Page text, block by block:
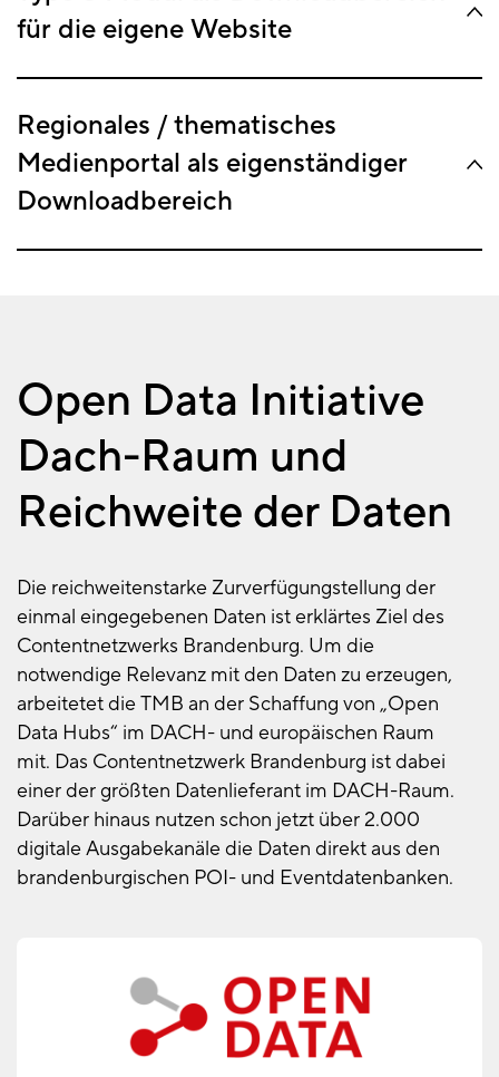
für die eigene Website
Regionales / thematisches
Medienportal als eigenständiger
Downloadbereich
Open Data Initiative
Dach-Raum und
Reichweite der Daten
Die reichweitenstarke Zurverfügungstellung der
einmal eingegebenen Daten ist erklärtes Ziel des
Contentnetzwerks Brandenburg. Um die
notwendige Relevanz mit den Daten zu erzeugen,
arbeitetet die TMB an der Schaffung von „Open
Data Hubs“ im DACH- und europäischen Raum
mit. Das Contentnetzwerk Brandenburg ist dabei
einer der größten Datenlieferant im DACH-Raum.
Darüber hinaus nutzen schon jetzt über 2.000
digitale Ausgabekanäle die Daten direkt aus den
brandenburgischen POI- und Eventdatenbanken.